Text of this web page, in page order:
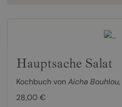
Hauptsache Salat
Kochbuch von Aicha Bouhlou,
28,00 €